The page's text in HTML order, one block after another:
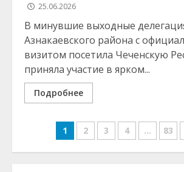
25.06.2026
В минувшие выходные
Азнакаевского района с
визитом посетила Чеченскую
приняла участие в ярком...
Подробнее
Posts
pagination
1 2 3 4 … 83